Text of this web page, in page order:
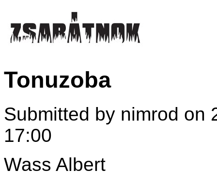
Tonuzoba
Submitted by nimrod on
17:00
Wass Albert